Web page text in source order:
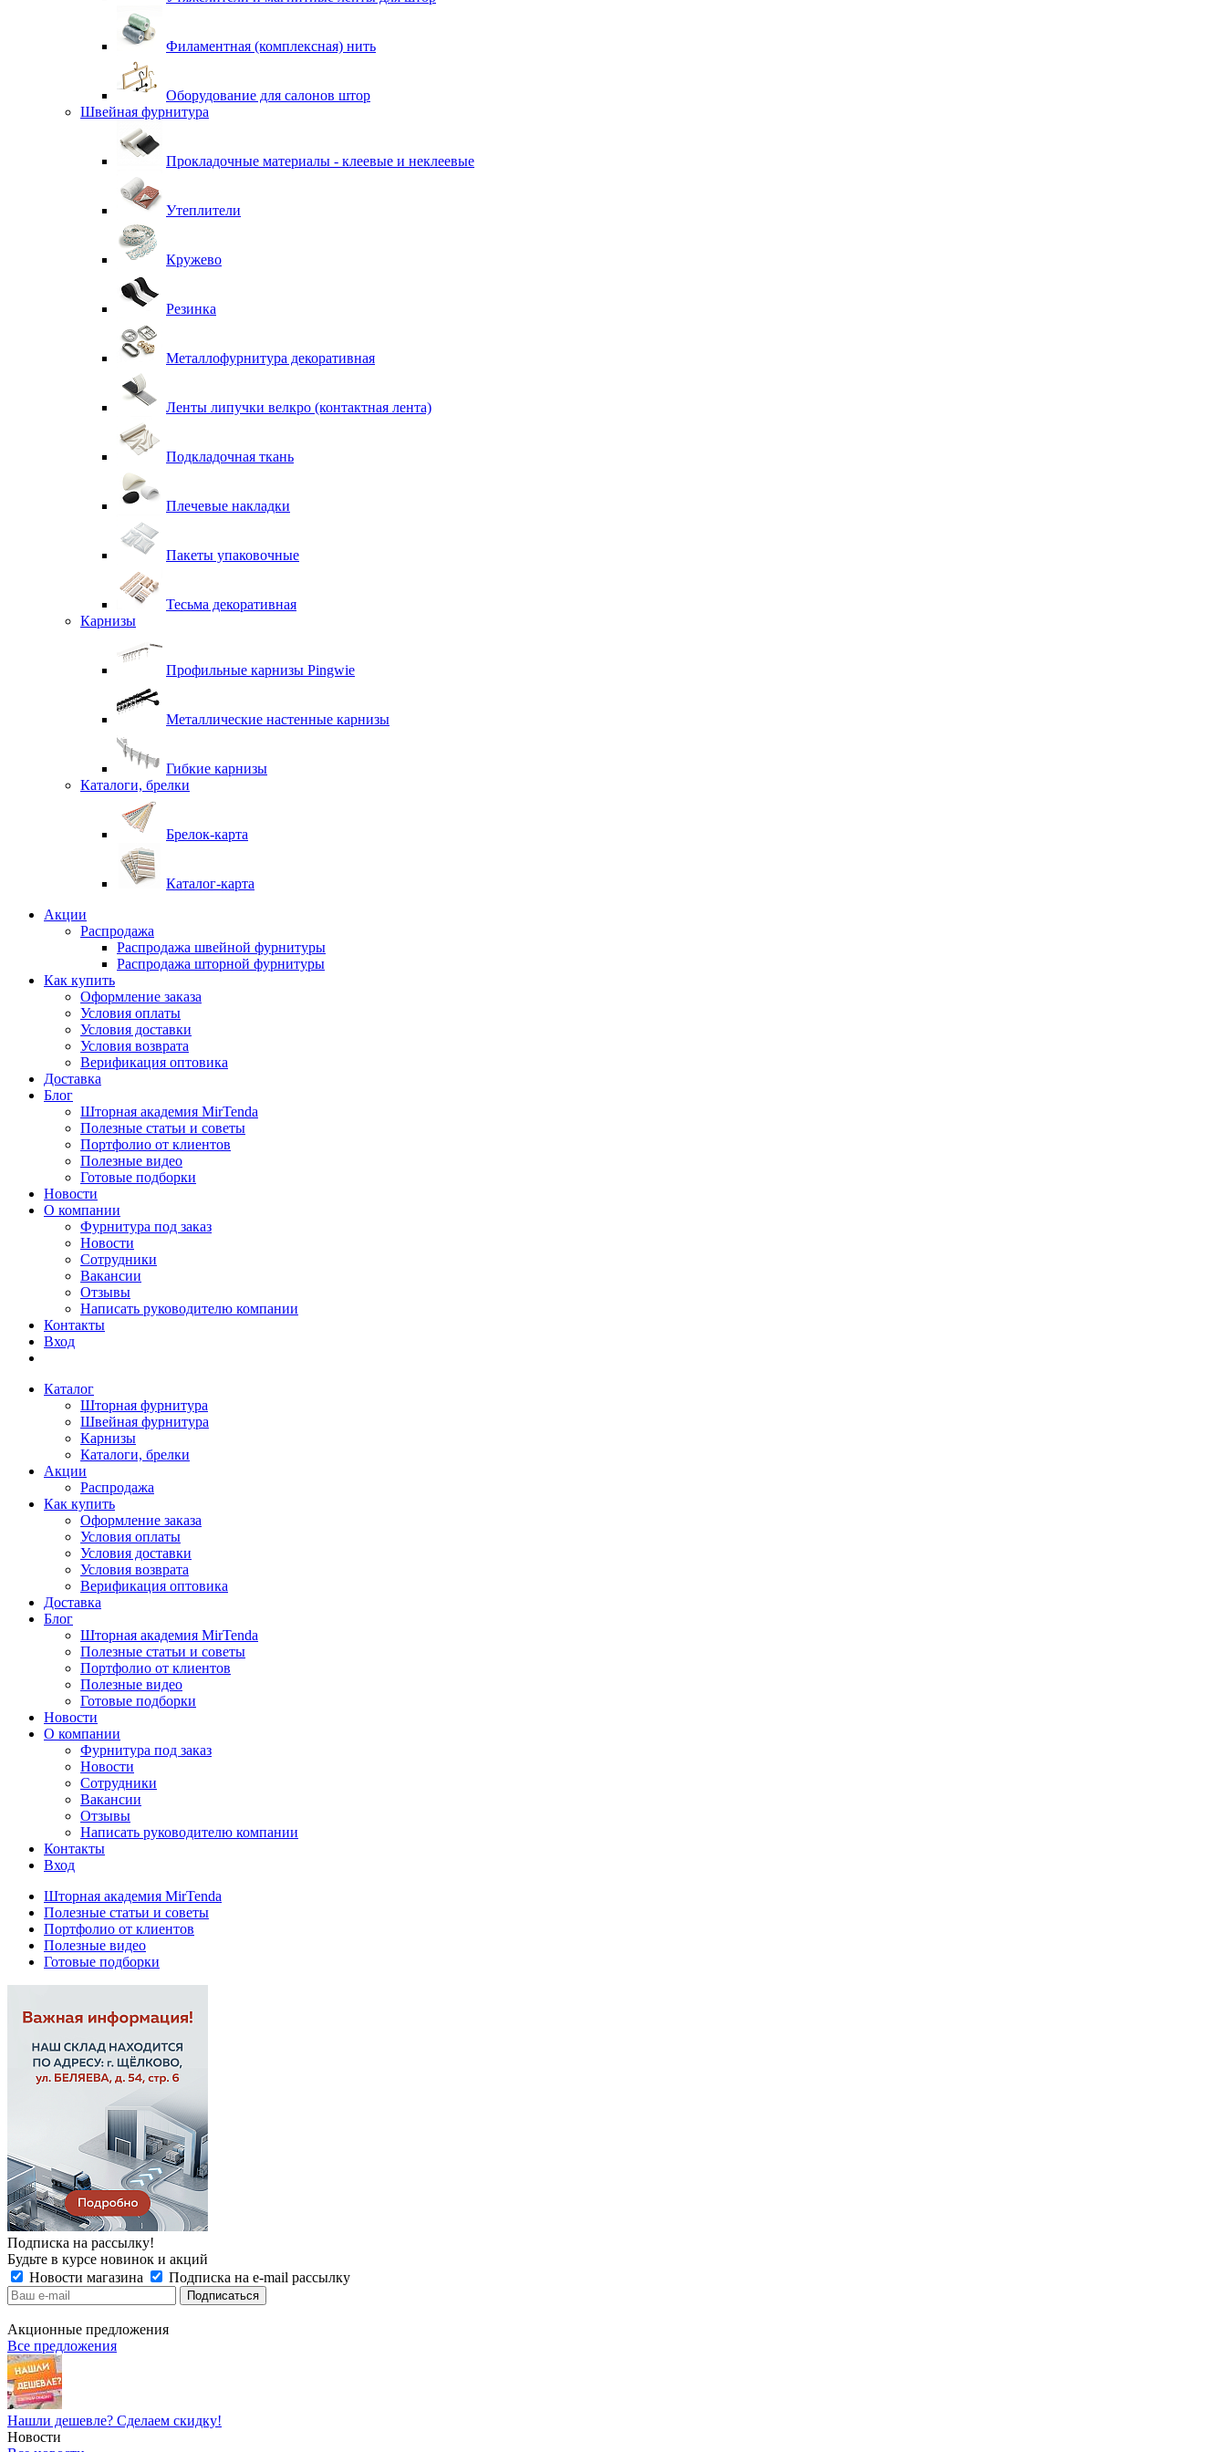
Филаментная (комплексная) нить
Оборудование для салонов штор
Швейная фурнитура
Прокладочные материалы - клеевые и неклеевые
Утеплители
Кружево
Резинка
Металлофурнитура декоративная
Ленты липучки велкро (контактная лента)
Подкладочная ткань
Плечевые накладки
Пакеты упаковочные
Тесьма декоративная
Карнизы
Профильные карнизы Pingwie
Металлические настенные карнизы
Гибкие карнизы
Каталоги, брелки
Брелок-карта
Каталог-карта
Акции
Распродажа
Распродажа швейной фурнитуры
Распродажа шторной фурнитуры
Как купить
Оформление заказа
Условия оплаты
Условия доставки
Условия возврата
Верификация оптовика
Доставка
Блог
Шторная академия MirTenda
Полезные статьи и советы
Портфолио от клиентов
Полезные видео
Готовые подборки
Новости
О компании
Фурнитура под заказ
Новости
Сотрудники
Вакансии
Отзывы
Написать руководителю компании
Контакты
Вход
Каталог
Шторная фурнитура
Швейная фурнитура
Карнизы
Каталоги, брелки
Акции
Распродажа
Как купить
Оформление заказа
Условия оплаты
Условия доставки
Условия возврата
Верификация оптовика
Доставка
Блог
Шторная академия MirTenda
Полезные статьи и советы
Портфолио от клиентов
Полезные видео
Готовые подборки
Новости
О компании
Фурнитура под заказ
Новости
Сотрудники
Вакансии
Отзывы
Написать руководителю компании
Контакты
Вход
Шторная академия MirTenda
Полезные статьи и советы
Портфолио от клиентов
Полезные видео
Готовые подборки
Подписка на рассылку!
Будьте в курсе новинок и акций
Новости магазина
Подписка на e-mail рассылку
Акционные предложения
Все предложения
Нашли дешевле? Сделаем скидку!
Новости